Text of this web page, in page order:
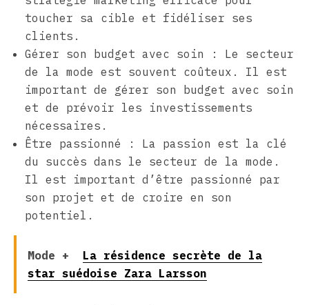
toucher sa cible et fidéliser ses
clients.
Gérer son budget avec soin : Le secteur
de la mode est souvent coûteux. Il est
important de gérer son budget avec soin
et de prévoir les investissements
nécessaires.
Être passionné : La passion est la clé
du succès dans le secteur de la mode.
Il est important d’être passionné par
son projet et de croire en son
potentiel.
Mode +
La résidence secrète de la
star suédoise Zara Larsson